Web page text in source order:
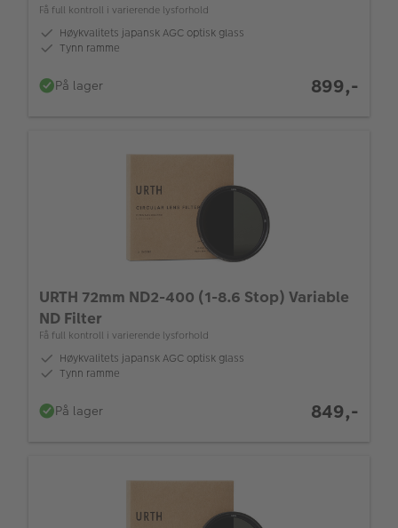
Få full kontroll i varierende lysforhold
Høykvalitets japansk AGC optisk glass
Tynn ramme
På lager 899,-
URTH 72mm ND2-400 (1-8.6 Stop) Variable
ND Filter
Få full kontroll i varierende lysforhold
Høykvalitets japansk AGC optisk glass
Tynn ramme
På lager 849,-